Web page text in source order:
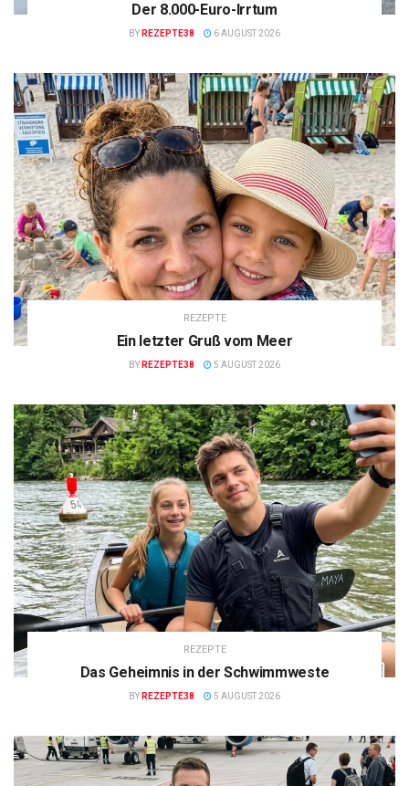
Der 8.000-Euro-Irrtum
BY REZEPTE38 6 AUGUST 2026
REZEPTE
Ein letzter Gruß vom Meer
BY REZEPTE38 5 AUGUST 2026
REZEPTE
Das Geheimnis in der Schwimmweste
BY REZEPTE38 5 AUGUST 2026